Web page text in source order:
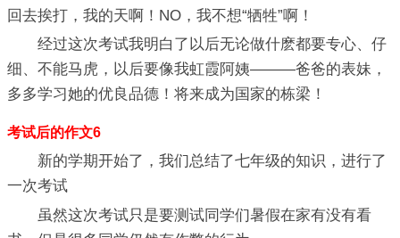
回去挨打，我的天啊！NO，我不想“牺牲”啊！
经过这次考试我明白了以后无论做什麽都要专心、仔
细、不能马虎，以后要像我虹霞阿姨———爸爸的表妹，
多多学习她的优良品德！将来成为国家的栋梁！
考试后的作文6
新的学期开始了，我们总结了七年级的知识，进行了
一次考试
虽然这次考试只是要测试同学们暑假在家有没有看